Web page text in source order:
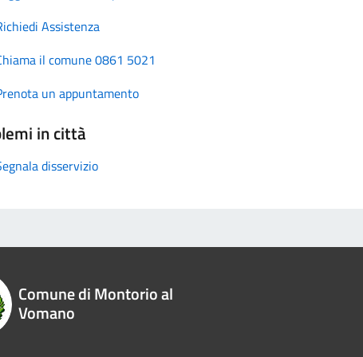
Assistenza
il comune 0861 5021
un appuntamento
in città
disservizio
Comune di Montorio al
Vomano